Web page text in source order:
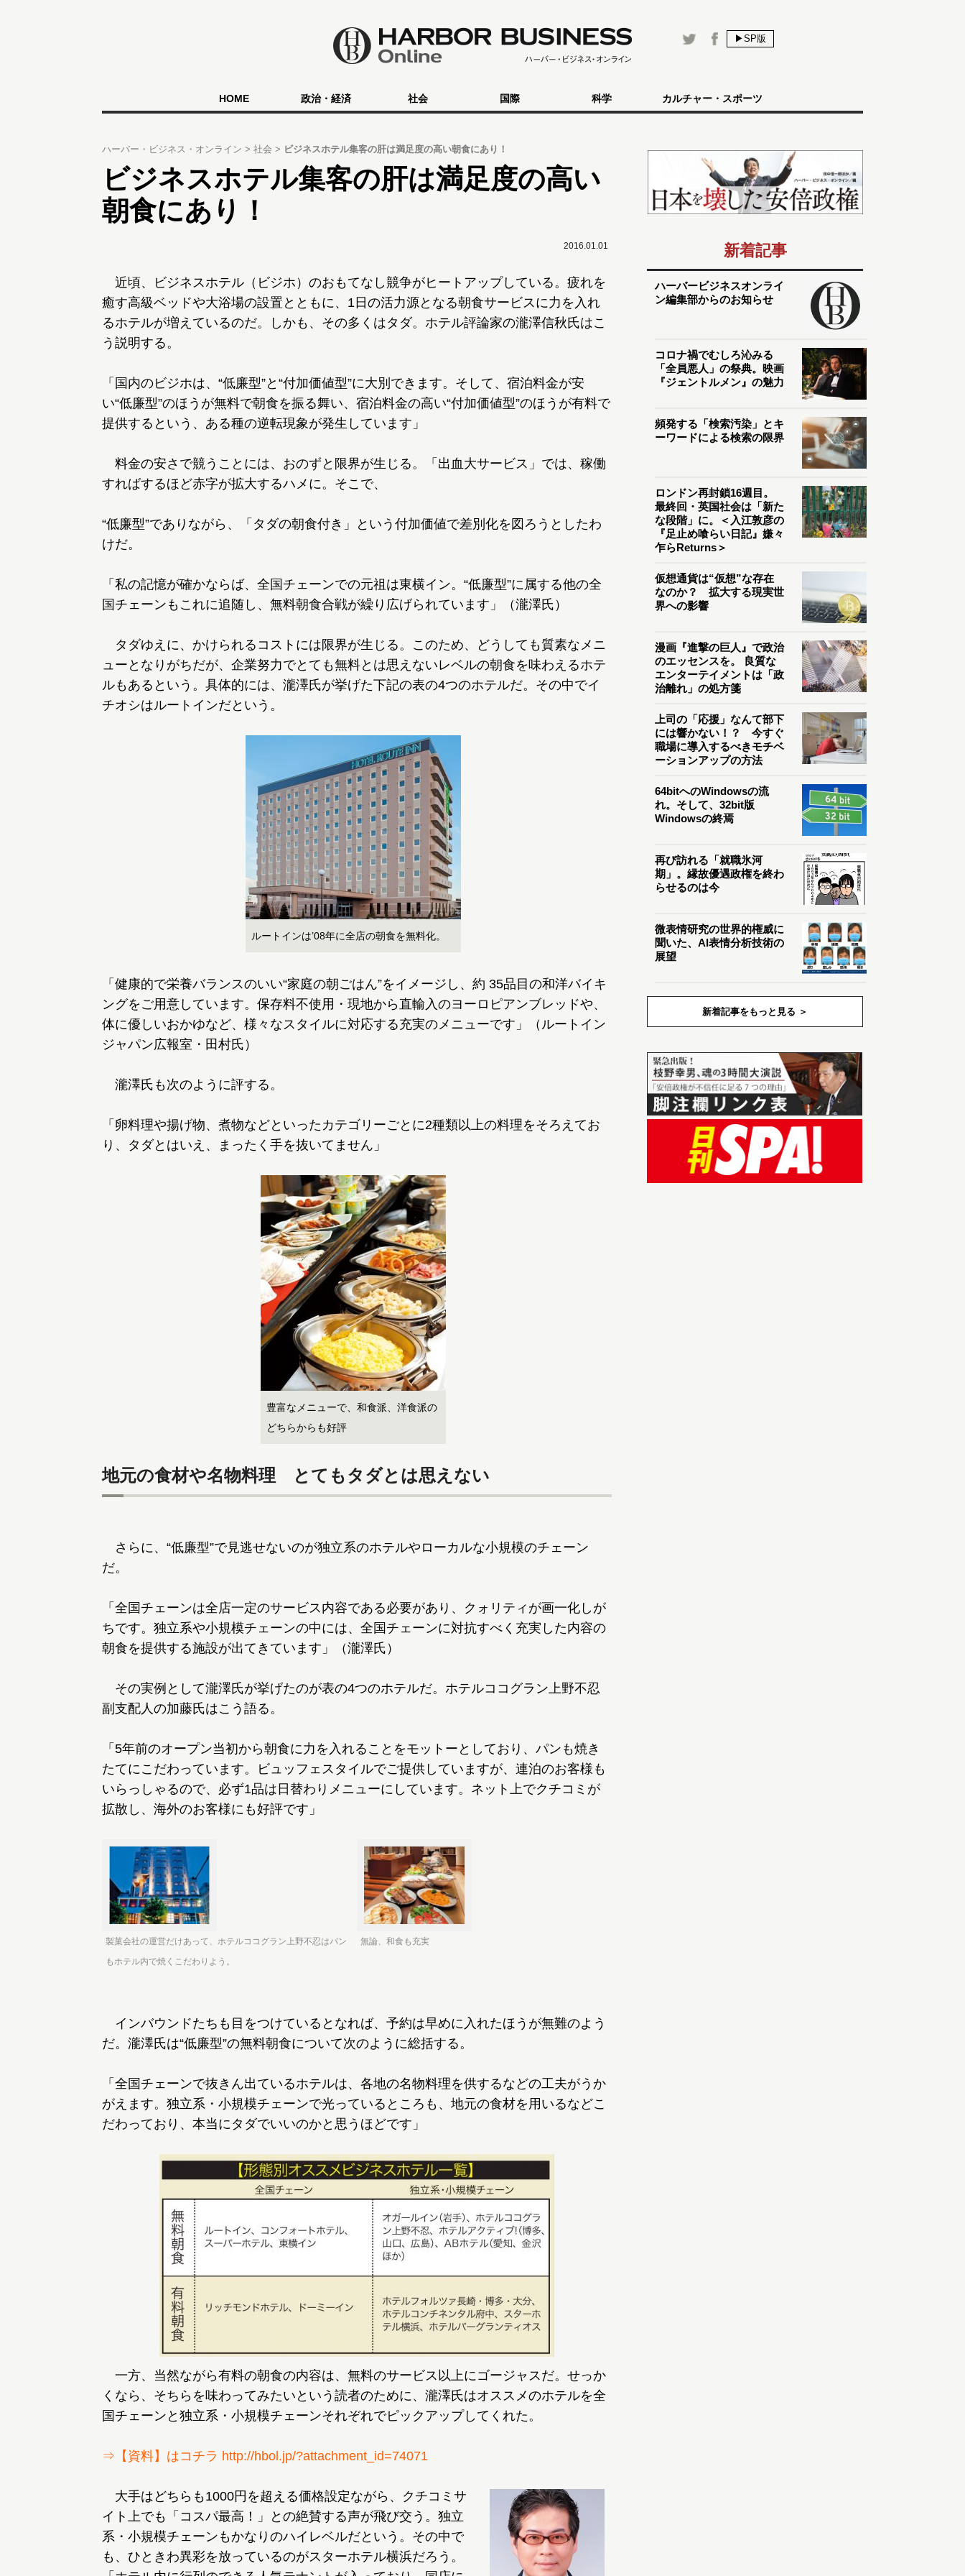
▶SP版
HOME 政治・経済 社会 国際 科学 カルチャー・スポーツ
ハーバー・ビジネス・オンライン 社会 ビジネスホテル集客の肝は満足度の高い朝食にあり！
ビジネスホテル集客の肝は満足度の高い
朝食にあり！
2016.01.01
近頃、ビジネスホテル（ビジホ）のおもてなし競争がヒートアップしている。疲れを
癒す高級ベッドや大浴場の設置とともに、1日の活力源となる朝食サービスに力を入れ
るホテルが増えているのだ。しかも、その多くはタダ。ホテル評論家の瀧澤信秋氏はこ
う説明する。
「国内のビジホは、“低廉型”と“付加価値型”に大別できます。そして、宿泊料金が安
い“低廉型”のほうが無料で朝食を振る舞い、宿泊料金の高い“付加価値型”のほうが有料で
提供するという、ある種の逆転現象が発生しています」
料金の安さで競うことには、おのずと限界が生じる。「出血大サービス」では、稼働
すればするほど赤字が拡大するハメに。そこで、
“低廉型”でありながら、「タダの朝食付き」という付加価値で差別化を図ろうとしたわ
けだ。
「私の記憶が確かならば、全国チェーンでの元祖は東横イン。“低廉型”に属する他の全
国チェーンもこれに追随し、無料朝食合戦が繰り広げられています」（瀧澤氏）
タダゆえに、かけられるコストには限界が生じる。このため、どうしても質素なメニ
ューとなりがちだが、企業努力でとても無料とは思えないレベルの朝食を味わえるホテ
ルもあるという。具体的には、瀧澤氏が挙げた下記の表の4つのホテルだ。その中でイ
チオシはルートインだという。
ルートインは’08年に全店の朝食を無料化。
「健康的で栄養バランスのいい“家庭の朝ごはん”をイメージし、約 35品目の和洋バイキ
ングをご用意しています。保存料不使用・現地から直輸入のヨーロピアンブレッドや、
体に優しいおかゆなど、様々なスタイルに対応する充実のメニューです」（ルートイン
ジャパン広報室・田村氏）
瀧澤氏も次のように評する。
「卵料理や揚げ物、煮物などといったカテゴリーごとに2種類以上の料理をそろえてお
り、タダとはいえ、まったく手を抜いてません」
豊富なメニューで、和食派、洋食派の
どちらからも好評
地元の食材や名物料理 とてもタダとは思えない
さらに、“低廉型”で見逃せないのが独立系のホテルやローカルな小規模のチェーン
だ。
「全国チェーンは全店一定のサービス内容である必要があり、クォリティが画一化しが
ちです。独立系や小規模チェーンの中には、全国チェーンに対抗すべく充実した内容の
朝食を提供する施設が出てきています」（瀧澤氏）
その実例として瀧澤氏が挙げたのが表の4つのホテルだ。ホテルココグラン上野不忍
副支配人の加藤氏はこう語る。
「5年前のオープン当初から朝食に力を入れることをモットーとしており、パンも焼き
たてにこだわっています。ビュッフェスタイルでご提供していますが、連泊のお客様も
いらっしゃるので、必ず1品は日替わりメニューにしています。ネット上でクチコミが
拡散し、海外のお客様にも好評です」
製菓会社の運営だけあって、ホテルココグラン上野不忍はパン
もホテル内で焼くこだわりよう。
無論、和食も充実
インバウンドたちも目をつけているとなれば、予約は早めに入れたほうが無難のよう
だ。瀧澤氏は“低廉型”の無料朝食について次のように総括する。
「全国チェーンで抜きん出ているホテルは、各地の名物料理を供するなどの工夫がうか
がえます。独立系・小規模チェーンで光っているところも、地元の食材を用いるなどこ
だわっており、本当にタダでいいのかと思うほどです」
一方、当然ながら有料の朝食の内容は、無料のサービス以上にゴージャスだ。せっか
くなら、そちらを味わってみたいという読者のために、瀧澤氏はオススメのホテルを全
国チェーンと独立系・小規模チェーンそれぞれでピックアップしてくれた。
⇒【資料】はコチラ http://hbol.jp/?attachment_id=74071
大手はどちらも1000円を超える価格設定ながら、クチコミサ
イト上でも「コスパ最高！」との絶賛する声が飛び交う。独立
系・小規模チェーンもかなりのハイレベルだという。その中で
も、ひときわ異彩を放っているのがスターホテル横浜だろう。
新着記事
ハーバービジネスオンライ
ン編集部からのお知らせ
コロナ禍でむしろ沁みる
「全員悪人」の祭典。映画
『ジェントルメン』の魅力
頻発する「検索汚染」とキ
ーワードによる検索の限界
ロンドン再封鎖16週目。
最終回・英国社会は「新た
な段階」に。＜入江敦彦の
『足止め喰らい日記』嫌々
乍らReturns＞
仮想通貨は“仮想”な存在
なのか？ 拡大する現実世
界への影響
漫画『進撃の巨人』で政治
のエッセンスを。 良質な
エンターテイメントは「政
治離れ」の処方箋
上司の「応援」なんて部下
には響かない！？ 今すぐ
職場に導入するべきモチベ
ーションアップの方法
64bitへのWindowsの流
れ。そして、32bit版
Windowsの終焉
再び訪れる「就職氷河
期」。縁故優遇政権を終わ
らせるのは今
微表情研究の世界的権威に
聞いた、AI表情分析技術の
展望
新着記事をもっと見る